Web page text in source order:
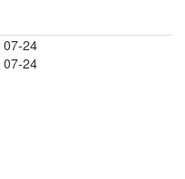
07-24
07-24